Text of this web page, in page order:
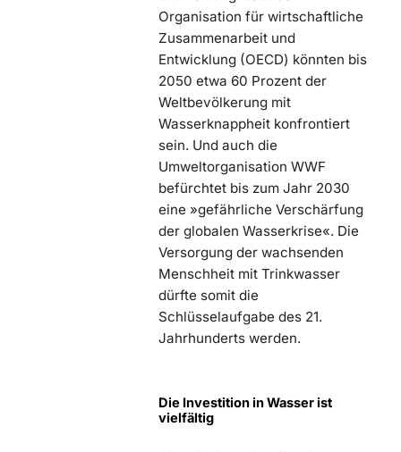
Organisation für wirtschaftliche
Zusammenarbeit und
Entwicklung (OECD) könnten bis
2050 etwa 60 Prozent der
Weltbevölkerung mit
Wasserknappheit konfrontiert
sein. Und auch die
Umweltorganisation WWF
befürchtet bis zum Jahr 2030
eine »gefährliche Verschärfung
der globalen Wasserkrise«. Die
Versorgung der wachsenden
Menschheit mit Trinkwasser
dürfte somit die
Schlüsselaufgabe des 21.
Jahrhunderts werden.
Die Investition in Wasser ist
vielfältig